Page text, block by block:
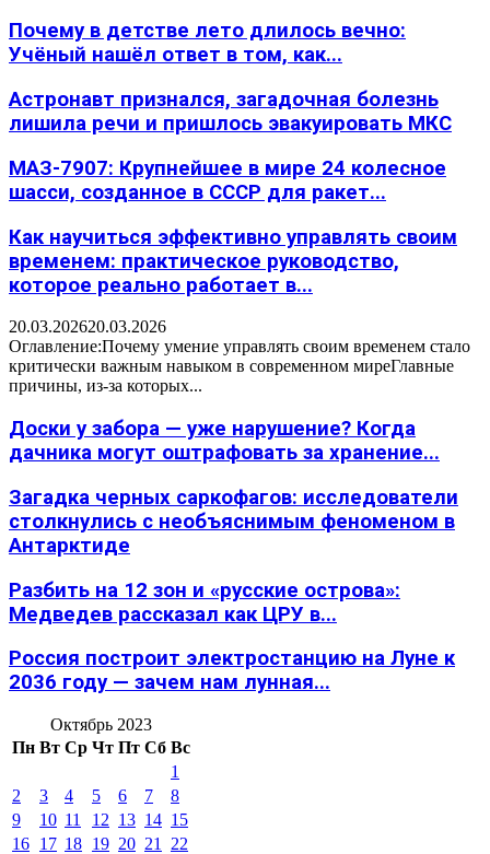
Почему в детстве лето длилось вечно:
Учёный нашёл ответ в том, как...
Астронавт признался, загадочная болезнь
лишила речи и пришлось эвакуировать МКС
МАЗ-7907: Крупнейшее в мире 24 колесное
шасси, созданное в СССР для ракет...
Как научиться эффективно управлять своим
временем: практическое руководство,
которое реально работает в...
20.03.202620.03.2026
Оглавление:Почему умение управлять своим временем стало
критически важным навыком в современном миреГлавные
причины, из-за которых...
Доски у забора — уже нарушение? Когда
дачника могут оштрафовать за хранение...
Загадка черных саркофагов: исследователи
столкнулись с необъяснимым феноменом в
Антарктиде
Разбить на 12 зон и «русские острова»:
Медведев рассказал как ЦРУ в...
Россия построит электростанцию на Луне к
2036 году — зачем нам лунная...
Октябрь 2023
Пн Вт Ср Чт Пт Сб Вс
1
2
3 4 5 6 7
8
9
10 11 12 13 14 15
16 17 18 19 20 21
22